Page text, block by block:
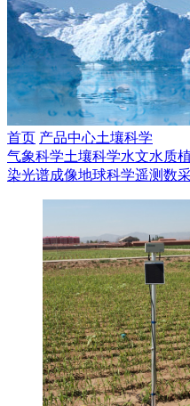
首页 产品中心土壤科学
气象科学土壤科学水文水质
染光谱成像地球科学遥测数